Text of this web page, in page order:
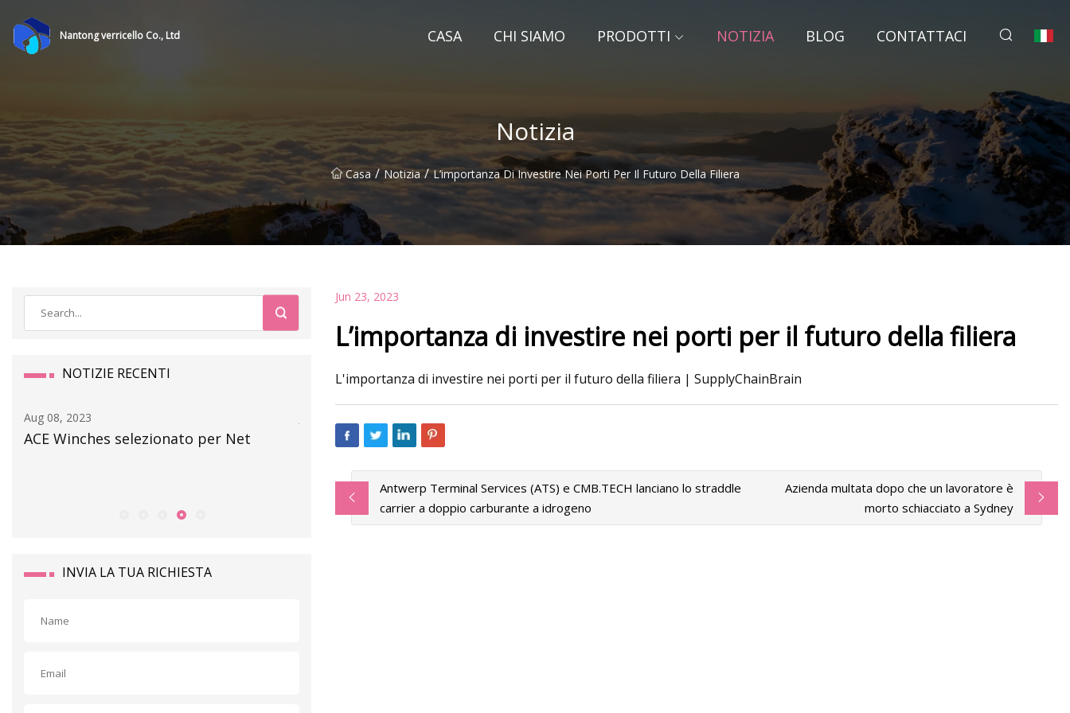
Nantong verricello Co., Ltd CASA CHI SIAMO PRODOTTI NOTIZIA BLOG CONTATTACI
Notizia
Casa / Notizia / L’importanza Di Investire Nei Porti Per Il Futuro Della Filiera
NOTIZIE RECENTI
Aug 08, 2023
ACE Winches selezionato per Net
Aggiunta di nuovi argani per il traino
quelli vecchi
INVIA LA TUA RICHIESTA
Jun 23, 2023
L’importanza di investire nei porti per il futuro della filiera
L'importanza di investire nei porti per il futuro della filiera | SupplyChainBrain
Antwerp Terminal Services (ATS) e CMB.TECH lanciano lo straddle
carrier a doppio carburante a idrogeno
Azienda multata dopo che un lavoratore è
morto schiacciato a Sydney